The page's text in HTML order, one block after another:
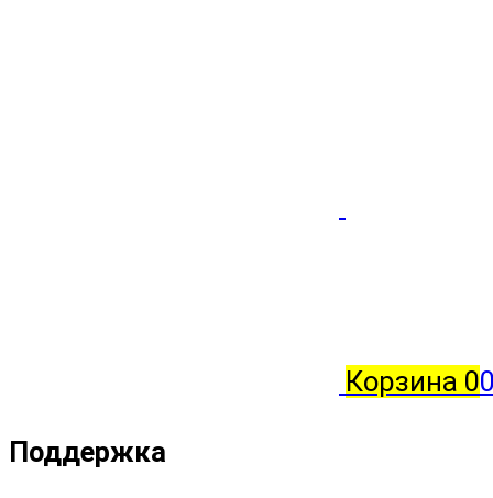
Корзина 0
Поддержка